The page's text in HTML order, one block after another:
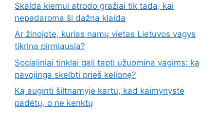
Skalda kiemui atrodo gražiai tik tada, kai
nepadaroma ši dažna klaida
Ar žinojote, kurias namų vietas Lietuvos vagys
tikrina pirmiausia?
Socialiniai tinklai gali tapti užuomina vagims: ką
pavojinga skelbti prieš kelionę?
Ką auginti šiltnamyje kartu, kad kaimynystė
padėtų, o ne kenktų